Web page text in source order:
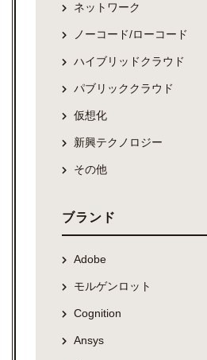
ネットワーク
ノーコード/ローコード
ハイブリッドクラウド
パブリッククラウド
仮想化
新興テクノロジー
その他
ブランド
Adobe
モルゲンロット
Cognition
Ansys